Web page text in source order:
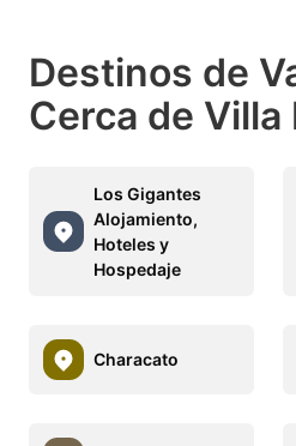
Destinos de
Cerca de Villa
Los Gigantes
Alojamiento,
Hoteles y
Hospedaje
Characato